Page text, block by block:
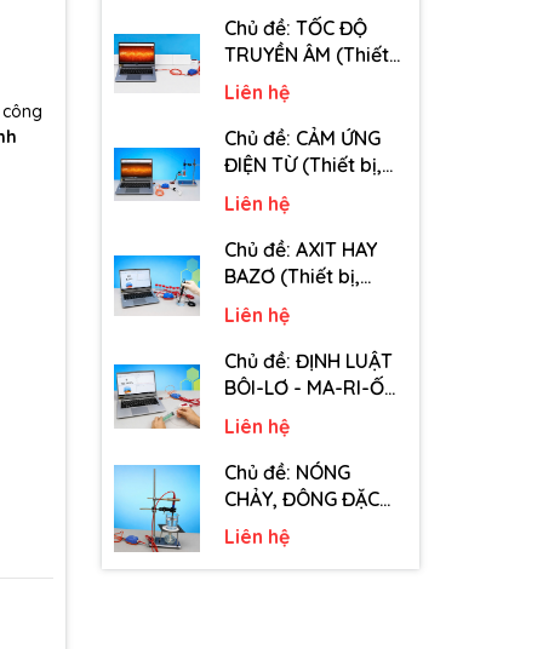
Chủ đề: TỐC ĐỘ
TRUYỀN ÂM (Thiết
bị, dụng cụ, vật tư
tiêu hao chủ đề Tốc
độ truyền âm - Lớp
12)
Liên hệ
Chủ đề: CẢM ỨNG
ĐIỆN TỪ (Thiết bị,
dụng cụ, vật tư tiêu
hao chủ đề Cảm
ứng điện từ - Lớp 11)
Liên hệ
Chủ đề: AXIT HAY
BAZƠ (Thiết bị,
dụng cụ, vật tư tiêu
hao chủ đề Axit hay
Bazơ - Lớp 11)
Liên hệ
Chủ đề: ĐỊNH LUẬT
BÔI-LƠ - MA-RI-ỐT
(Thiết bị, dụng cụ,
vật tư tiêu hao chủ
đề Định luật Bôi-Lơ-
Ma-Ri-Ốt - Lớp 10)
Liên hệ
Chủ đề: NÓNG
CHẢY, ĐÔNG ĐẶC
(Thiết bị, dụng cụ,
vật tư tiêu hao chủ
đề Nóng chảy,
Liên hệ